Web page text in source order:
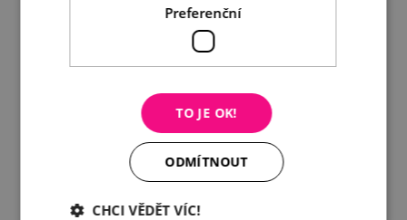
Preferenční
TO JE OK!
ODMÍTNOUT
CHCI VĚDĚT VÍC!